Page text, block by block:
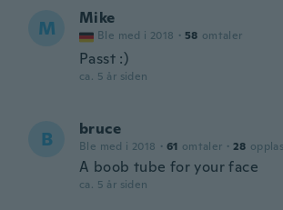
M Mike
Ble med i 2018 · 58 omtaler
Passt :)
ca. 5 år siden
B bruce
Ble med i 2018 · 61 omtaler · 28
A boob tube for your face
ca. 5 år siden